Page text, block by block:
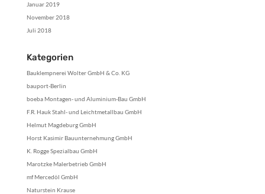
Januar 2019
November 2018
Juli 2018
Kategorien
Bauklempnerei Wolter GmbH & Co. KG
bauport-Berlin
boeba Montagen- und Aluminium-Bau GmbH
F.R. Hauk Stahl- und Leichtmetallbau GmbH
Helmut Magdeburg GmbH
Horst Kasimir Bauunternehmung GmbH
K. Rogge Spezialbau GmbH
Marotzke Malerbetrieb GmbH
mf Mercedöl GmbH
Naturstein Krause